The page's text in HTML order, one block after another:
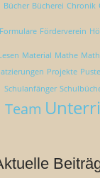
Bücher Bücherei Chronik
Formulare Förderverein
Material Mathe
Projekte
Schulanfänger
Team